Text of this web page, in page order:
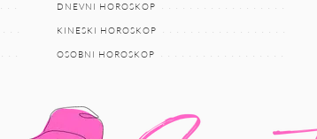
DNEVNI HOROSKOP
KINESKI HOROSKOP
OSOBNI HOROSKOP